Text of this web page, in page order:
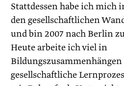
Stattdessen habe ich mich
den gesellschaftlichen
und bin 2007 nach Berlin
Heute arbeite ich viel in
gesellschaftliche